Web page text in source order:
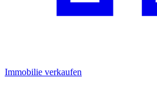
Immobilie verkaufen